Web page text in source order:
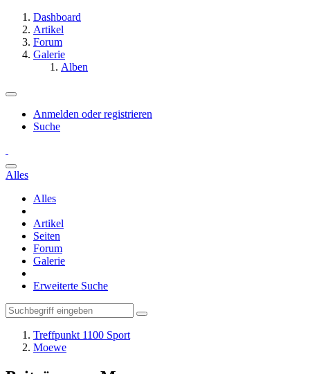
Dashboard
Artikel
Forum
Galerie
Alben
Anmelden oder registrieren
Suche
Alles
Alles
Artikel
Seiten
Forum
Galerie
Erweiterte Suche
Treffpunkt 1100 Sport
Moewe